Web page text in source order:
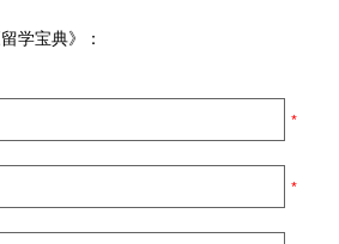
学宝典》：